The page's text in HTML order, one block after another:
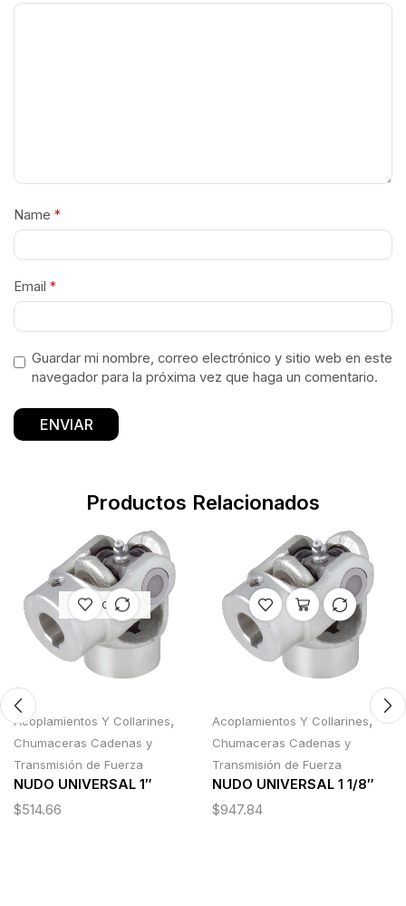
Name *
Email *
Guardar mi nombre, correo electrónico y sitio web en este
navegador para la próxima vez que haga un comentario.
Productos Relacionados
AGOTADO
Acoplamientos Y Collarines,
Chumaceras Cadenas y
Transmisión de Fuerza
NUDO UNIVERSAL 1″
$514.66
Acoplamientos Y Collarines,
Chumaceras Cadenas y
Transmisión de Fuerza
NUDO UNIVERSAL 1 1/8″
$947.84